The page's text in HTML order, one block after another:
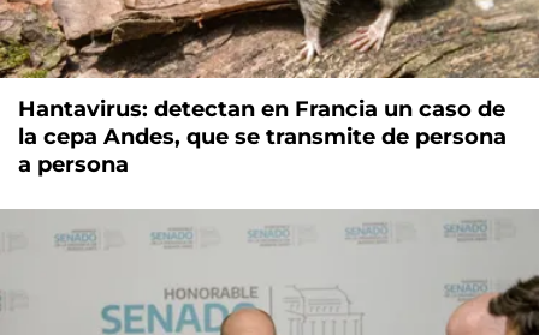
Hantavirus: detectan en Francia un caso de
la cepa Andes, que se transmite de persona
a persona